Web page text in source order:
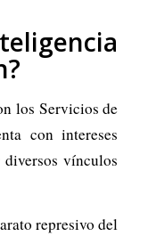
los Servicios de
con intereses
vínculos
represivo del